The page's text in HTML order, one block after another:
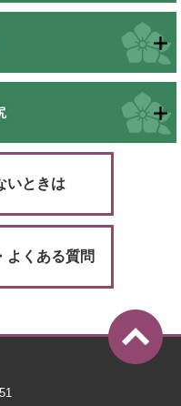
いときは
よくある質問